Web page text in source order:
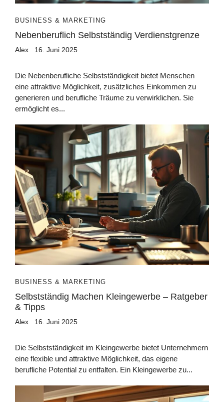
BUSINESS & MARKETING
Nebenberuflich Selbstständig Verdienstgrenze
Alex 16. Juni 2025
Die Nebenberufliche Selbstständigkeit bietet Menschen
eine attraktive Möglichkeit, zusätzliches Einkommen zu
generieren und berufliche Träume zu verwirklichen. Sie
ermöglicht es...
BUSINESS & MARKETING
Selbstständig Machen Kleingewerbe – Ratgeber
& Tipps
Alex 16. Juni 2025
Die Selbstständigkeit im Kleingewerbe bietet Unternehmern
eine flexible und attraktive Möglichkeit, das eigene
berufliche Potential zu entfalten. Ein Kleingewerbe zu...